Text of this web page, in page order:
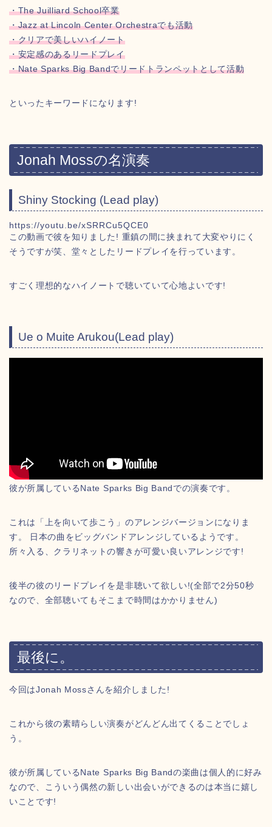
・The Juilliard School卒業
・Jazz at Lincoln Center Orchestraでも活動
・クリアで美しいハイノート
・安定感のあるリードプレイ
・Nate Sparks Big Bandでリードトランペットとして活動
といったキーワードになります!
Jonah Mossの名演奏
Shiny Stocking (Lead play)
https://youtu.be/xSRRCu5QCE0
この動画で彼を知りました! 重鎮の間に挟まれて大変やりにく
そうですが笑、堂々としたリードプレイを行っています。
すごく理想的なハイノートで聴いていて心地よいです!
Ue o Muite Arukou(Lead play)
彼が所属しているNate Sparks Big Bandでの演奏です。
これは「上を向いて歩こう」のアレンジバージョンになりま
す。 日本の曲をビッグバンドアレンジしているようです。
所々入る、クラリネットの響きが可愛い良いアレンジです!
後半の彼のリードプレイを是非聴いて欲しい!(全部で2分50秒
なので、全部聴いてもそこまで時間はかかりません)
最後に。
今回はJonah Mossさんを紹介しました!
これから彼の素晴らしい演奏がどんどん出てくることでしょ
う。
彼が所属しているNate Sparks Big Bandの楽曲は個人的に好み
なので、こういう偶然の新しい出会いができるのは本当に嬉し
いことです!